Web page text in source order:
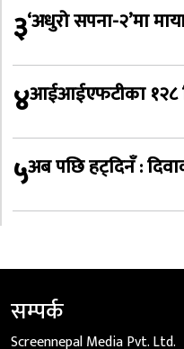
३‘अधुरो सपना-२’मा
४आईआईएफटीका १२८
५अब पछि हट्दिनँ :
सम्पर्क
Screennepal Media Pvt. Ltd.